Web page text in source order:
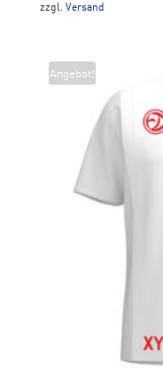
war:
zzgl. Versand
Angebot!